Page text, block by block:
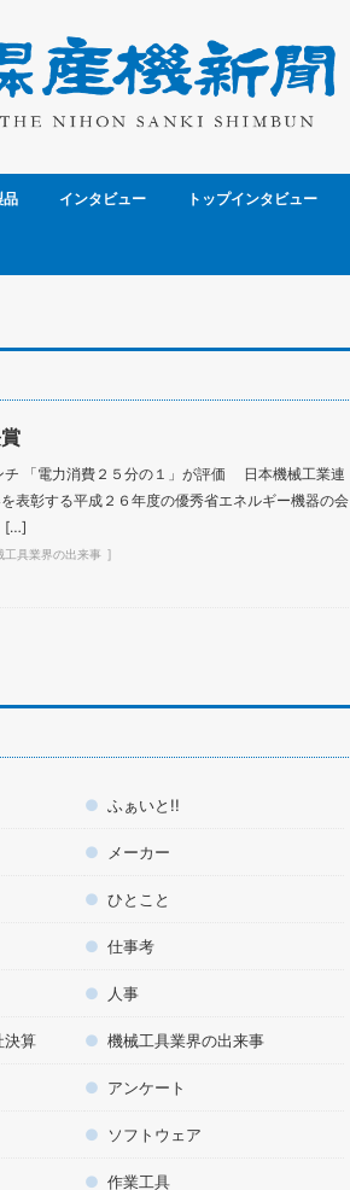
品 インタビュー トップインタビュー
「電力消費２５分の１」が評価 日本機械工業連
表彰する平成２６年度の優秀省エネルギー機器の会
[…]
工具業界の出来事
ふぁいと!!
メーカー
ひとこと
仕事考
人事
決算 機械工具業界の出来事
アンケート
ソフトウェア
作業工具